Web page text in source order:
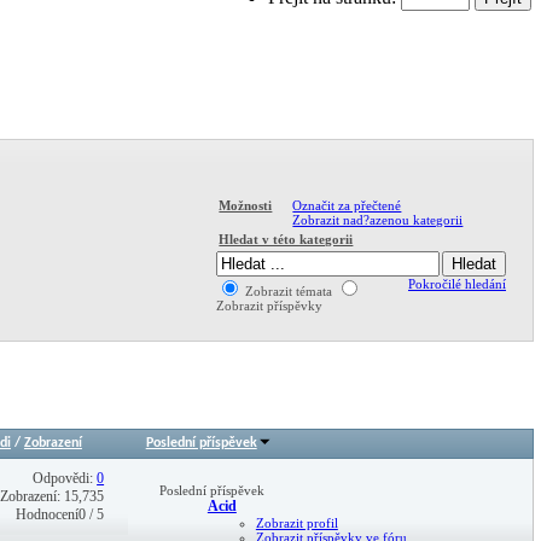
Možnosti
Označit za přečtené
Zobrazit nad?azenou kategorii
Hledat v této kategorii
Zobrazit témata
Zobrazit příspěvky
Pokročilé hledání
/ Zobrazení Poslední příspěvek
Odpovědi:0
Zobrazení: 15,735
Hodnocení0 / 5
Poslední příspěvek
Acid
Zobrazit profil
Zobrazit příspěvky ve fóru